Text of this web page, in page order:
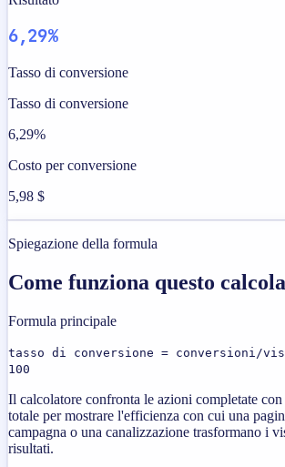
6,29%
Tasso di conversione
Tasso di conversione
6,29%
Costo per conversione
5,98 $
Spiegazione della formula
Come funziona questo
Formula principale
tasso di conversione = conversioni/
100
Il calcolatore confronta le azioni completate
totale per mostrare l'efficienza con cui una
campagna o una canalizzazione trasformano i
risultati.